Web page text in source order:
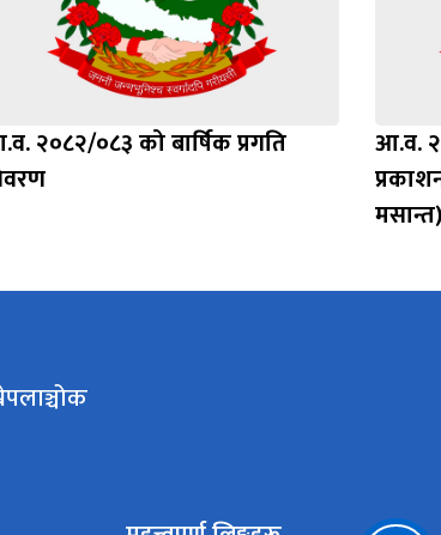
२‍०८२/०८३ को बार्षिक प्रगति
आ.व.
मसान्त)